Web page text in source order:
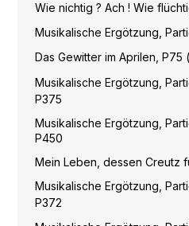
Wie nichtig ? Ach ! Wie
Musikalische Ergötzung,
Das Gewitter im Aprilen, P75
Musikalische Ergötzung,
P375
Musikalische Ergötzung,
P450
Mein Leben, dessen Creutz
Musikalische Ergötzung,
P372